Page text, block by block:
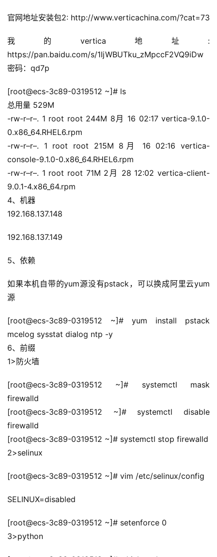
官网地址安装包2: http://www.verticachina.com/?cat=73
我的vertica地址:
https://pan.baidu.com/s/1IjWBUTku_zMpccF2VQ9iDw
密码：qd7p
[root@ecs-3c89-0319512 ~]# ls
总用量 529M
-rw-r–r–. 1 root root 244M 8月 16 02:17 vertica-9.1.0-
0.x86_64.RHEL6.rpm
-rw-r–r–. 1 root root 215M 8月 16 02:16 vertica-
console-9.1.0-0.x86_64.RHEL6.rpm
-rw-r–r–. 1 root root 71M 2月 28 12:02 vertica-client-
9.0.1-4.x86_64.rpm
4、机器
192.168.137.148
192.168.137.149
5、依赖
如果本机自带的yum源没有pstack，可以换成阿里云yum
源
[root@ecs-3c89-0319512 ~]# yum install pstack
mcelog sysstat dialog ntp -y
6、前缀
1>防火墙
[root@ecs-3c89-0319512 ~]# systemctl mask
firewalld
[root@ecs-3c89-0319512 ~]# systemctl disable
firewalld
[root@ecs-3c89-0319512 ~]# systemctl stop firewalld
2>selinux
[root@ecs-3c89-0319512 ~]# vim /etc/selinux/config
SELINUX=disabled
[root@ecs-3c89-0319512 ~]# setenforce 0
3>python